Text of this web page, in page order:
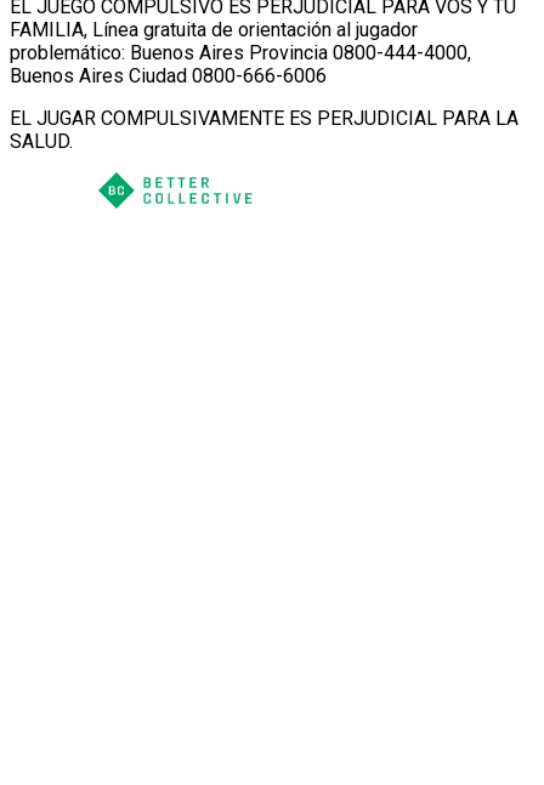
EL JUEGO COMPULSIVO ES PERJUDICIAL PARA VOS Y TU
FAMILIA, Línea gratuita de orientación al jugador
problemático: Buenos Aires Provincia 0800-444-4000,
Buenos Aires Ciudad 0800-666-6006
EL JUGAR COMPULSIVAMENTE ES PERJUDICIAL PARA LA
SALUD.